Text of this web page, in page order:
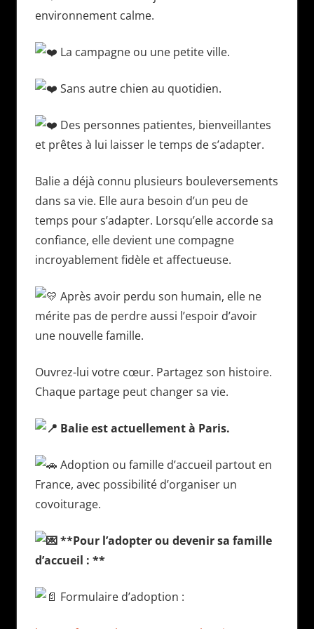
environnement calme.
La campagne ou une petite ville.
Sans autre chien au quotidien.
Des personnes patientes, bienveillantes
et prêtes à lui laisser le temps de s’adapter.
Balie a déjà connu plusieurs bouleversements
dans sa vie. Elle aura besoin d’un peu de
temps pour s’adapter. Lorsqu’elle accorde sa
confiance, elle devient une compagne
incroyablement fidèle et affectueuse.
Après avoir perdu son humain, elle ne
mérite pas de perdre aussi l’espoir d’avoir
une nouvelle famille.
Ouvrez-lui votre cœur. Partagez son histoire.
Chaque partage peut changer sa vie.
Balie est actuellement à Paris.
Adoption ou famille d’accueil partout en
France, avec possibilité d’organiser un
covoiturage.
**Pour l’adopter ou devenir sa famille
d’accueil : **
Formulaire d’adoption :